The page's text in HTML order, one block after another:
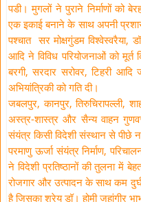
पडी। मुगलों ने पुराने निर्माणों को
एक इकाई बनाने के साथ अपनी
पश्चात सर मोक्षगुंडम
आदि ने विविध परियोजनाओं को मूर्त
बरगी, सरदार सरोवर, टिहरी
अभियांत्रिकी को गति दी।
जबलपुर, कानपुर, तिरुचिरापल्ली,
अस्त्र-शास्त्र और सैन्य वाहन
संयंत्र किसी विदेशी संस्थान से पीछे
परमाणु ऊर्जा संयंत्र निर्माण,
ने विदेशी प्रतिष्ठानों की तुलना में
रोजगार और उत्पादन के साथ कम
है जिसका श्रेय डॉ। होमी जहांगीर